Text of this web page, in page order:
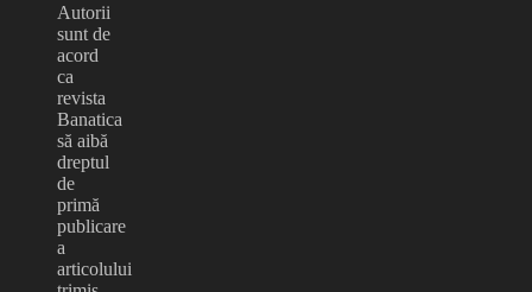
Autorii
sunt de
acord
ca
revista
Banatica
să aibă
dreptul
de
primă
publicare
a
articolului